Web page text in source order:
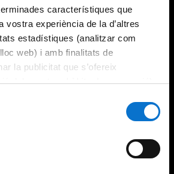
característiques que
vostra experiència de la d’altres
estadístiques (analitzar com
web) i amb finalitats de
la publicitat que s’ofereix
dels vostres hàbits de navegació).
de galetes del lloc web de la